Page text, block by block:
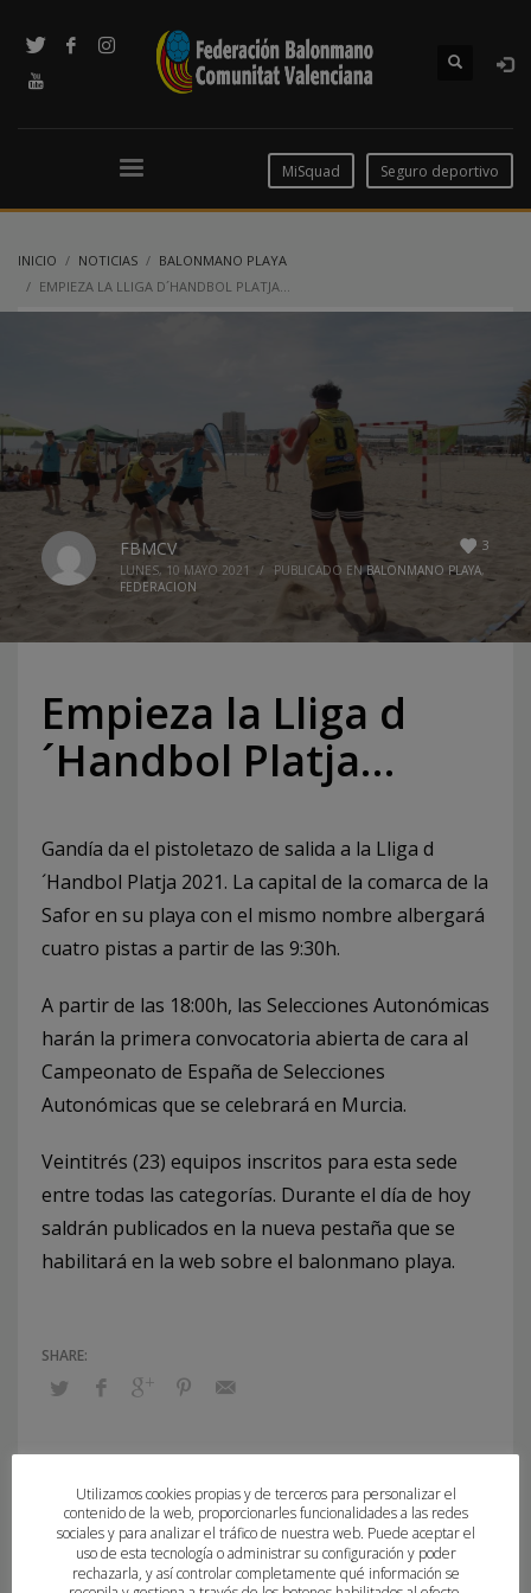
MiSquad Seguro deportivo
INICIO NOTICIAS
BALONMANO PLAYA
EMPIEZA LA LLIGA D´HANDBOL PLATJA…
3
FBMCV
LUNES, 10 MAYO 2021 / PUBLICADO ENBALONMANO PLAYA,
FEDERACION
Empieza la Lliga d
´Handbol Platja…
Gandía da el pistoletazo de salida a la Lliga d
´Handbol Platja 2021. La capital de la comarca de la
Safor en su playa con el mismo nombre albergará
cuatro pistas a partir de las 9:30h.
A partir de las 18:00h, las Selecciones Autonómicas
harán la primera convocatoria abierta de cara al
Campeonato de España de Selecciones
Autonómicas que se celebrará en Murcia.
Veintitrés (23) equipos inscritos para esta sede
entre todas las categorías. Durante el día de hoy
saldrán publicados en la nueva pestaña que se
habilitará en la web sobre el balonmano playa.
Utilizamos cookies propias y de terceros para personalizar el
contenido de la web, proporcionarles funcionalidades a las redes
sociales y para analizar el tráfico de nuestra web. Puede aceptar el
uso de esta tecnología o administrar su configuración y poder
rechazarla, y así controlar completamente qué información se